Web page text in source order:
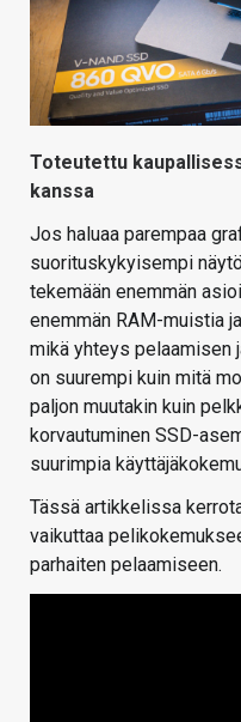
HAKU
Toteutettu
kanssa
Jos haluaa parempaa
suorituskykyisempi
tekemään enemmän
enemmän RAM-muistia
mikä yhteys pelaamisen
on suurempi kuin mitä
paljon muutakin kuin
korvautuminen SSD-
suurimpia
Tässä artikkelissa
vaikuttaa
parhaiten pelaamiseen.